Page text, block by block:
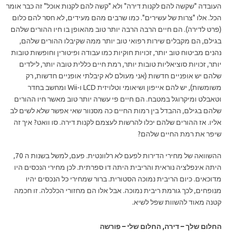
העובדה "שקשה להם לקנות דירה" ולא "קשה להם לקנות אוכל" זה כבר אומר
הכל. אלו "צרות של עשירים". כמו שרבים מהם מעידים, לא חסר להם כלום
(פרט לדירה). הם חיים הרבה הרבה יותר טוב מהאופן בו חיו ההורים שלהם
בגילם, הם מקבלים שירות רפואי טוב יותר ממה שקיבלו ההורים שלהם,
נהנים מביטוח טוב יותר, זכויות חוקיות כמו עבודה ופיטורין וחופשות טובות
יותר, זכויות סוציאליות טובות יותר, רמת חיים כללית טובה יותר, לילדים
שלהם יש אופניים חדשות (אני מעולם לא קיבלתי אופניים חדשות, רק
משומשות), יש להם אייפון ושיאומי וטלויזית LCD ו-Wii ומחשב בחדר
וטאבלט ומיקרוגל במטבח. הם חיים פי עשרה יותר טוב מאשר חיו ההורים
שלהם בגילם, ההבדל בין רמות החיים כה מסנוור שאי אפשר שלא לשים לב
אליו. אז ההורים שלהם יכלו להרשות לעצמם לקנות דירה. סו וואט? איך זה
שיפר את רמת החיים שלהם?
ההשוואה של מחירי הדירות לפעם לא רלוונטית. פעם, למשל בשנות ה 70,
היתה אינפלציה נוראית והריבית היתה דו ספרתית. לכן מחירי הנכסים היו
מדוכאים. כיום הריבית נמוכה הסטורית. ברור שמחירי כל הנכסים יהיו
מנופחים, לכך גורמת ריבית נמוכה. אבל אלו הם מחזורי הכלכלה. זו חכמה
קטנה מאוד להשוות שפל לשיא.
החלום שלך – דירה, החלום שלי – פורשה